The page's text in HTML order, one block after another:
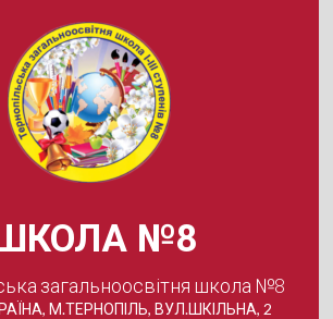
№8
загальноосвітня школа №8
М.ТЕРНОПІЛЬ, ВУЛ.ШКІЛЬНА, 2